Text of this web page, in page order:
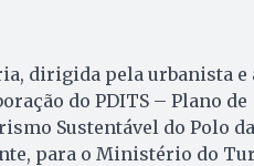
dirigida pela urbanista e
do PDITS – Plano de
Sustentável do Polo
para o Ministério do